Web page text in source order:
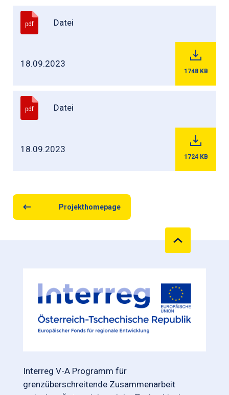
pdf Datei
18.09.2023
1748 KB
pdf Datei
18.09.2023
1724 KB
Projekthomepage
Interreg V-A Programm für
grenzüberschreitende Zusammenarbeit